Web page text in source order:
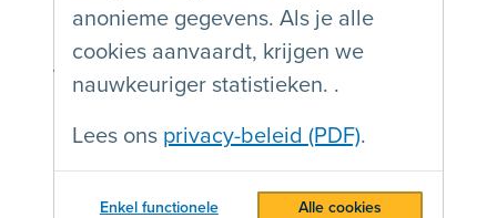
anonieme gegevens. Als je alle
cookies aanvaardt, krijgen we
nauwkeuriger statistieken. .
Lees ons privacy-beleid (PDF).
Enkel functionele
Alle cookies
Voorzie een
alternatief voor
slepen